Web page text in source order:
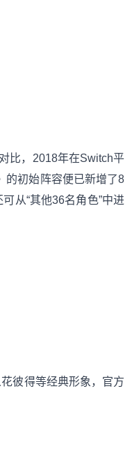
比，2018年在Switch平
的初始阵容便已新增了8
从“其他36名角色”中进
彼得等经典形象，官方